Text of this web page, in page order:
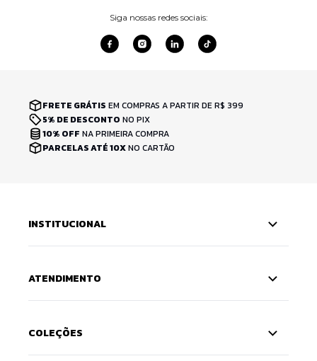
Siga nossas redes sociais:
FRETE GRÁTIS EM COMPRAS A PARTIR DE R$ 399
5% DE DESCONTO NO PIX
10% OFF NA PRIMEIRA COMPRA
PARCELAS ATÉ 10XNO CARTÃO
INSTITUCIONAL
ATENDIMENTO
COLEÇÕES